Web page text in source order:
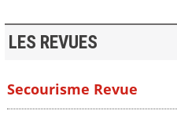
LES REVUES
Secourisme Revue